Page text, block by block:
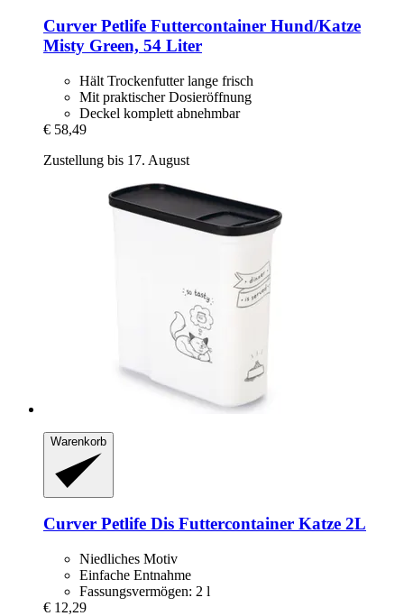
Curver Petlife Futtercontainer Hund/Katze
Misty Green, 54 Liter
Hält Trockenfutter lange frisch
Mit praktischer Dosieröffnung
Deckel komplett abnehmbar
€ 58,49
Zustellung bis 17. August
Warenkorb
Curver Petlife Dis Futtercontainer Katze 2L
Niedliches Motiv
Einfache Entnahme
Fassungsvermögen: 2 l
€ 12,29